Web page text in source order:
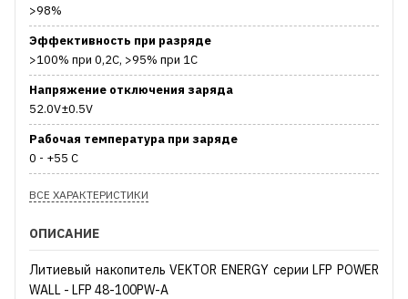
>98%
Эффективность при разряде
>100% при 0,2С, >95% при 1С
Напряжение отключения заряда
52.0V±0.5V
Рабочая температура при заряде
0 - +55 С
ВСЕ ХАРАКТЕРИСТИКИ
ОПИСАНИЕ
Литиевый накопитель VEKTOR ENERGY серии LFP POWER
WALL - LFP 48-100PW-A